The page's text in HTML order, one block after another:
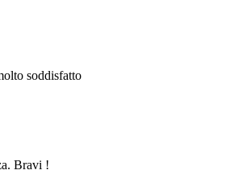
soddisfatto
Bravi !